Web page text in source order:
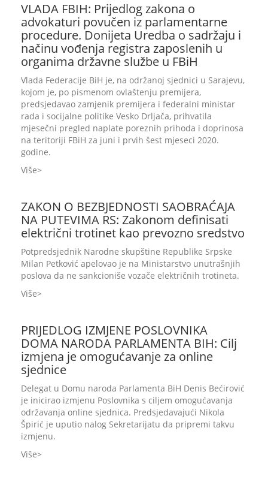
VLADA FBIH: Prijedlog zakona o
advokaturi povučen iz parlamentarne
procedure. Donijeta Uredba o sadržaju i
načinu vođenja registra zaposlenih u
organima državne službe u FBiH
Vlada Federacije BiH je, na održanoj sjednici u Sarajevu,
kojom je, po pismenom ovlaštenju premijera,
predsjedavao zamjenik premijera i federalni ministar
rada i socijalne politike Vesko Drljača, prihvatila
mjesečni pregled naplate poreznih prihoda i doprinosa
na teritoriji FBiH za juni i prvih šest mjeseci 2020.
godine.
Više
ZAKON O BEZBJEDNOSTI SAOBRAĆAJA
NA PUTEVIMA RS: Zakonom definisati
električni trotinet kao prevozno sredstvo
Potpredsjednik Narodne skupštine Republike Srpske
Milan Petković apelovao je na Ministarstvo unutrašnjih
poslova da ne sankcioniše vozače električnih trotineta.
Više
PRIJEDLOG IZMJENE POSLOVNIKA
DOMA NARODA PARLAMENTA BIH: Cilj
izmjena je omogućavanje za online
sjednice
Delegat u Domu naroda Parlamenta BiH Denis Bećirović
je inicirao izmjenu Poslovnika s ciljem omogućavanja
održavanja online sjednica. Predsjedavajući Nikola
Špirić je uputio nalog Sekretarijatu da pripremi takvu
izmjenu.
Više